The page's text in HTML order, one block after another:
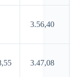
3.56,40
3.47,08